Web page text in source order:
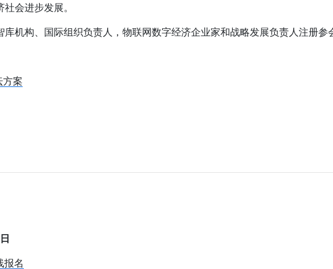
会进步发展。
机构、国际组织负责人，物联网数字经济企业家和战略发展负责人注册参
方案
报名